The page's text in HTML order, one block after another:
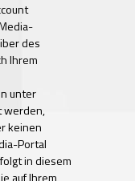
des
Ihrem
unter
werden,
keinen
Portal
in diesem